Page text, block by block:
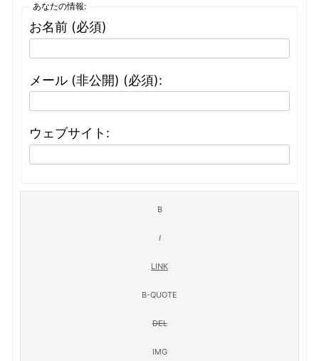
あなたの情報:
お名前 (必須)
メール (非公開) (必須):
ウェブサイト: